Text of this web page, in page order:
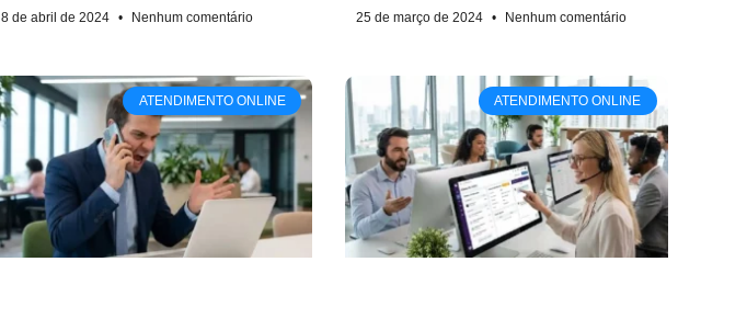
8 de abril de 2024 Nenhum comentário 25 de março de 2024 Nenhum comentário
ATENDIMENTO ONLINE ATENDIMENTO ONLINE